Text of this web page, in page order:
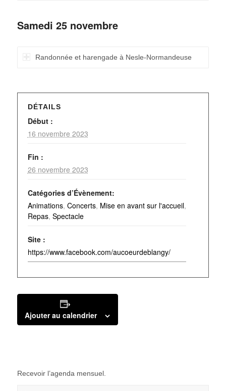
Samedi 25 novembre
Randonnée et harengade à Nesle-Normandeuse
DÉTAILS
Début :
16 novembre 2023
Fin :
26 novembre 2023
Catégories d’Évènement:
Animations, Concerts, Mise en avant sur l'accueil,
Repas, Spectacle
Site :
https://www.facebook.com/aucoeurdeblangy/
Ajouter au calendrier
Recevoir l’agenda mensuel.